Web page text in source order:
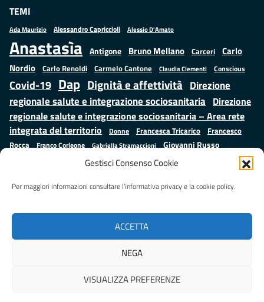
Gestisci Consenso Cookie
Per maggiori informazioni consultare l’informativa privacy e la cookie policy.
ACCETTA
NEGA
VISUALIZZA PREFERENZE
TEMI
Ada Maurizio Alessandro Capriccioli Alessio D'Amato
Anastasìa Antigone Bruno Mellano Carceri
Carlo
Nordio Carlo Renoldi Carmelo Cantone Claudia Clementi Conscious
Covid-19 Dap Dignità e affettività Direzione
regionale salute e integrazione sociosanitaria Direzione
regionale salute e integrazione sociosanitaria – Area rete
integrata del territorio
Donne Francesca Tricarico
Francesco
Rocca
Franco Corleone Gabriella Stramaccioni Giovanni Russo
Giuseppe Emanuele Cangemi Istruzione e cultura
Mauro
Palma ministero della Giustizia Minori Misure
Regione Lazio
Salute Samuele Ciambriello
Sarah Grieco Situazione in numeri
Valentina Calderone